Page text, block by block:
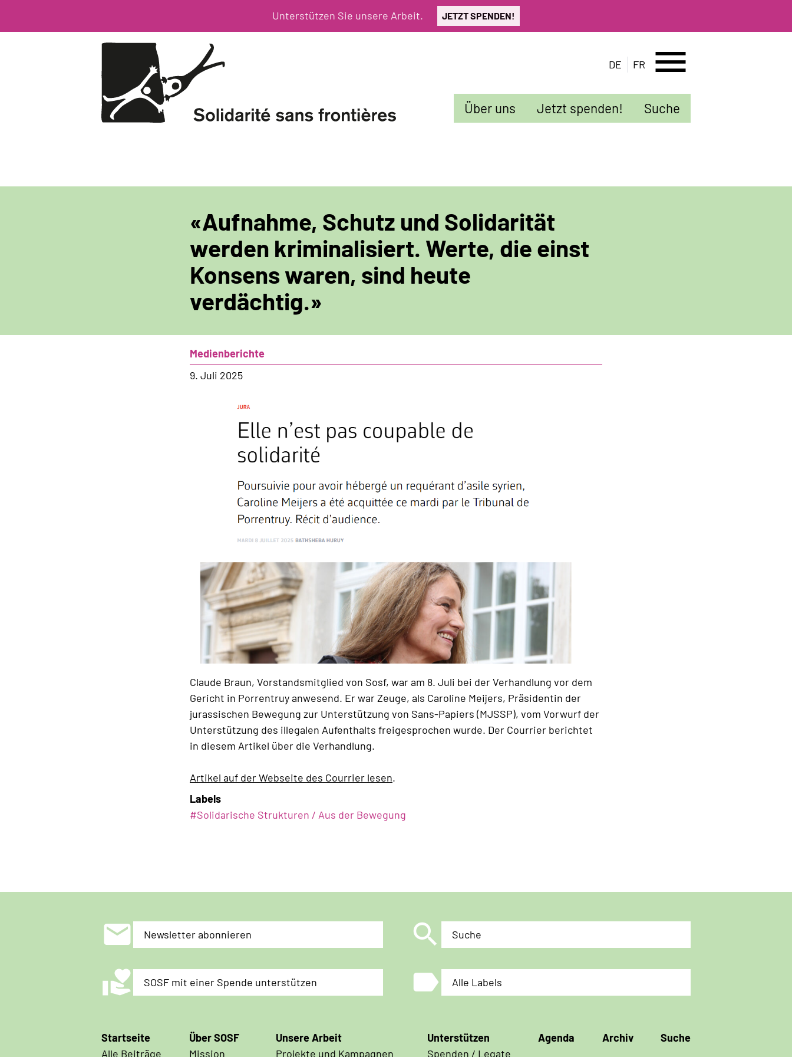
Unterstützen Sie unsere Arbeit. JETZT SPENDEN!
DE FR menu
Sekundarmenü
Über uns Jetzt spenden! Suche
«Aufnahme, Schutz und Solidarität
werden kriminalisiert. Werte, die einst
Konsens waren, sind heute
verdächtig.»
Medienberichte
9. Juli 2025
Claude Braun, Vorstandsmitglied von Sosf, war am 8. Juli bei der Verhandlung vor dem
Gericht in Porrentruy anwesend. Er war Zeuge, als Caroline Meijers, Präsidentin der
jurassischen Bewegung zur Unterstützung von Sans-Papiers (MJSSP), vom Vorwurf der
Unterstützung des illegalen Aufenthalts freigesprochen wurde. Der Courrier berichtet
in diesem Artikel über die Verhandlung.
Artikel auf der Webseite des Courrier lesen.
Labels
#Solidarische Strukturen / Aus der Bewegung
mail Newsletter abonnieren search Suche
volunteer_activism SOSF mit einer Spende unterstützen label Alle Labels
Hauptnavigation
Startseite
Alle Beiträge
Über SOSF
Mission
Unsere Arbeit
Projekte und Kampagnen
Unterstützen
Spenden / Legate
Agenda Archiv Suche